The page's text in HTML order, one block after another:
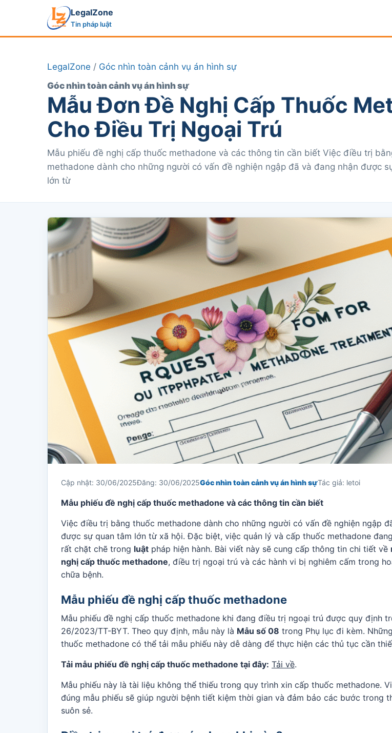
LegalZone
Tin pháp luật
LegalZone / Góc nhìn toàn cảnh vụ án hình sự
Góc nhìn toàn cảnh vụ án hình sự
Mẫu Đơn Đề Nghị Cấp Thuốc
Cho Điều Trị Ngoại Trú
Mẫu phiếu đề nghị cấp thuốc methadone và các thông tin cần biết Việc điều trị
methadone dành cho những người có vấn đề nghiện ngập đã và đang nhận được
lớn từ
Cập nhật: 30/06/2025Đăng: 30/06/2025Góc nhìn toàn cảnh vụ án hình sựTác giả: letoi
Mẫu phiếu đề nghị cấp thuốc methadone và các thông tin cần biết
Việc điều trị bằng thuốc methadone dành cho những người có vấn đề nghiện ngập
được sự quan tâm lớn từ xã hội. Đặc biệt, việc quản lý và cấp thuốc methadone
rất chặt chẽ trong luật pháp hiện hành. Bài viết này sẽ cung cấp thông tin chi tiết về
nghị cấp thuốc methadone, điều trị ngoại trú và các hành vi bị nghiêm cấm trong
chữa bệnh.
Mẫu phiếu đề nghị cấp thuốc methadone
Mẫu phiếu đề nghị cấp thuốc methadone khi đang điều trị ngoại trú được quy định
26/2023/TT-BYT. Theo quy định, mẫu này là Mẫu số 08 trong Phụ lục đi kèm.
thuốc methadone có thể tải mẫu phiếu này dễ dàng để thực hiện các thủ tục cần
Tải mẫu phiếu đề nghị cấp thuốc methadone tại đây: Tải về.
Mẫu phiếu này là tài liệu không thể thiếu trong quy trình xin cấp thuốc methadone.
đúng mẫu phiếu sẽ giúp người bệnh tiết kiệm thời gian và đảm bảo các bước trong
suôn sẻ.